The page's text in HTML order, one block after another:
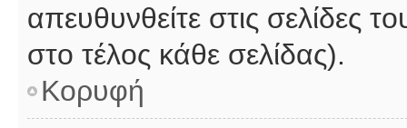
απευθυνθείτε στις
στο τέλος κάθε σελίδας).
Κορυφή